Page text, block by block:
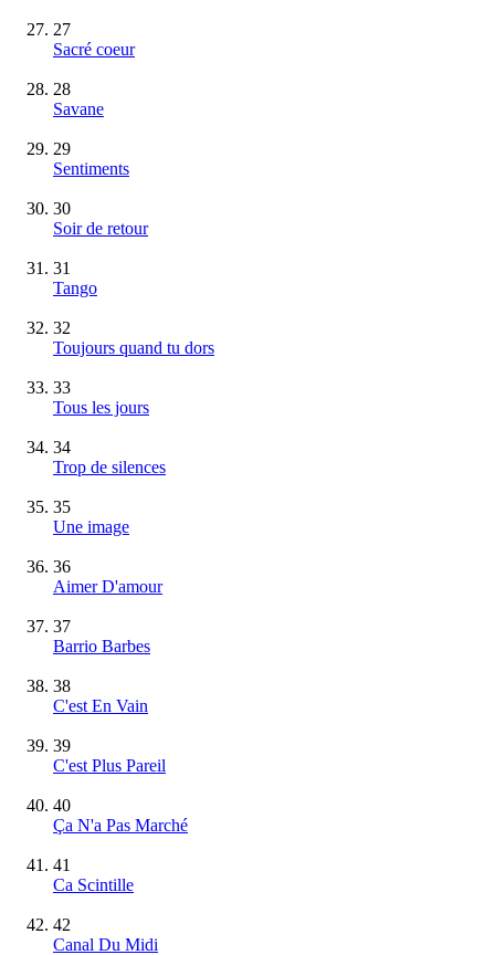
27
Sacré coeur
28
Savane
29
Sentiments
30
Soir de retour
31
Tango
32
Toujours quand tu dors
33
Tous les jours
34
Trop de silences
35
Une image
36
Aimer D'amour
37
Barrio Barbes
38
C'est En Vain
39
C'est Plus Pareil
40
Ça N'a Pas Marché
41
Ca Scintille
42
Canal Du Midi